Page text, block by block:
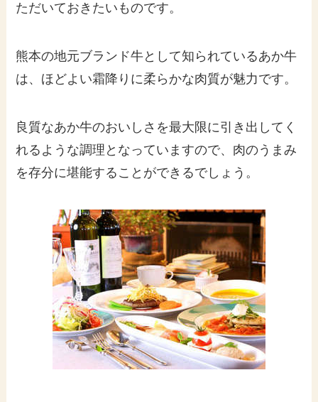
ただいておきたいものです。
熊本の地元ブランド牛として知られているあか牛
は、ほどよい霜降りに柔らかな肉質が魅力です。
良質なあか牛のおいしさを最大限に引き出してく
れるような調理となっていますので、肉のうまみ
を存分に堪能することができるでしょう。